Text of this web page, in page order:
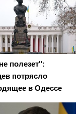
полезет":
потрясло
в Одессе